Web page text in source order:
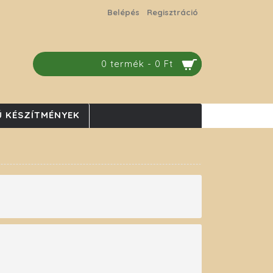
Belépés Regisztráció
0 termék - 0 Ft
KÉSZÍTMÉNYEK